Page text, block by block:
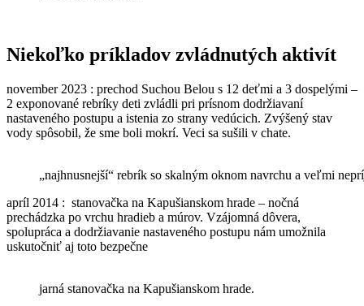
Niekoľko príkladov zvládnutých aktivít
november 2023 : prechod Suchou Belou s 12 deťmi a 3 dospelými –
2 exponované rebríky deti zvládli pri prísnom dodržiavaní
nastaveného postupu a istenia zo strany vedúcich. Zvýšený stav
vody spôsobil, že sme boli mokrí. Veci sa sušili v chate.
„najhnusnejší“ rebrík so skalným oknom navrchu a veľmi
apríl 2014 : stanovačka na Kapušianskom hrade – nočná
prechádzka po vrchu hradieb a múrov. Vzájomná dôvera,
spolupráca a dodržiavanie nastaveného postupu nám umožnila
uskutočniť aj toto bezpečne
jarná stanovačka na Kapušianskom hrade.